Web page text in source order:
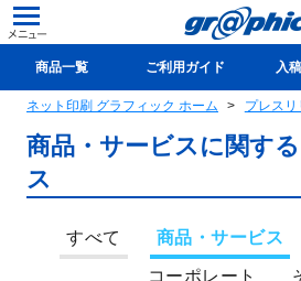
商品一覧 ご利用ガイド 入
新規会員登録(無料)
ネット印刷 グラフィック ホーム プレスリ
商品・サービス に関す
ス
すべて 商品・サービス
コーポレート